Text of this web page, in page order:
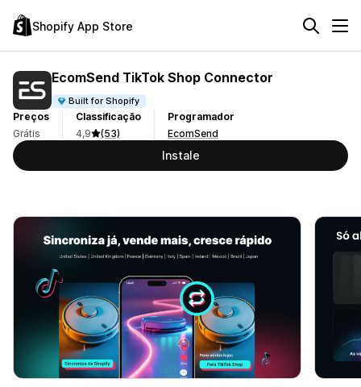
Shopify App Store
EcomSend TikTok Shop Connector
Built for Shopify
Preços
Grátis
Classificação
4,9
(53)
Programador
EcomSend
Instale